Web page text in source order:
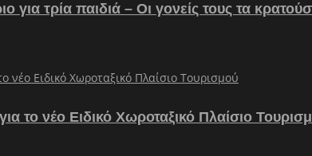
για τρία παιδιά – Οι γονείς τους τα
το νέο Ειδικό Χωροταξικό Πλαίσιο